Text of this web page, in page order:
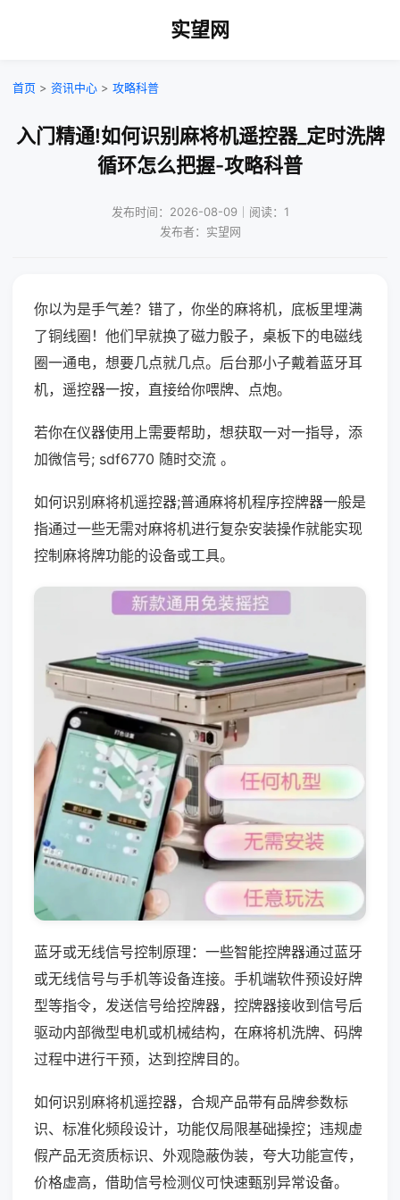
实望网
首页 > 资讯中心 > 攻略科普
入门精通!如何识别麻将机遥控器_定时洗牌
循环怎么把握-攻略科普
发布时间：2026-08-09｜阅读：1
发布者：实望网
你以为是手气差？错了，你坐的麻将机，底板里埋满
了铜线圈！他们早就换了磁力骰子，桌板下的电磁线
圈一通电，想要几点就几点。后台那小子戴着蓝牙耳
机，遥控器一按，直接给你喂牌、点炮。
若你在仪器使用上需要帮助，想获取一对一指导，添
加微信号; sdf6770 随时交流 。
如何识别麻将机遥控器;普通麻将机程序控牌器一般是
指通过一些无需对麻将机进行复杂安装操作就能实现
控制麻将牌功能的设备或工具。
蓝牙或无线信号控制原理：一些智能控牌器通过蓝牙
或无线信号与手机等设备连接。手机端软件预设好牌
型等指令，发送信号给控牌器，控牌器接收到信号后
驱动内部微型电机或机械结构，在麻将机洗牌、码牌
过程中进行干预，达到控牌目的。
如何识别麻将机遥控器，合规产品带有品牌参数标
识、标准化频段设计，功能仅局限基础操控；违规虚
假产品无资质标识、外观隐蔽伪装，夸大功能宣传，
价格虚高，借助信号检测仪可快速甄别异常设备。